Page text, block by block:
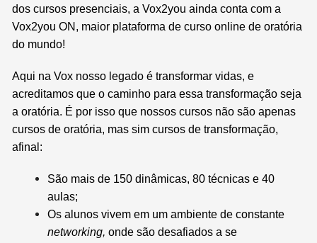
dos cursos presenciais, a Vox2you ainda conta com a
Vox2you ON , maior plataforma de curso online de oratória
do mundo!
Aqui na Vox nosso legado é transformar vidas, e
acreditamos que o caminho para essa transformação seja
a oratória. É por isso que nossos cursos não são apenas
cursos de oratória, mas sim cursos de transformação,
afinal:
São mais de 150 dinâmicas, 80 técnicas e 40
aulas;
Os alunos vivem em um ambiente de constante
networking,onde são desafiados a se